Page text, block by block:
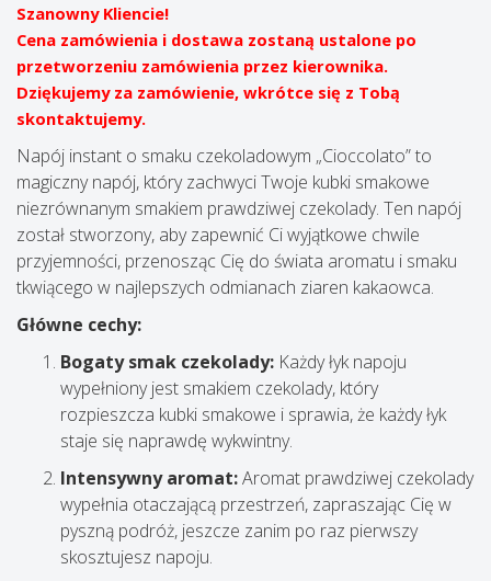
Szanowny Kliencie!
Cena zamówienia i dostawa zostaną ustalone po
przetworzeniu zamówienia przez kierownika.
Dziękujemy za zamówienie, wkrótce się z Tobą
skontaktujemy.
Napój instant o smaku czekoladowym „Cioccolato” to
magiczny napój, który zachwyci Twoje kubki smakowe
niezrównanym smakiem prawdziwej czekolady. Ten napój
został stworzony, aby zapewnić Ci wyjątkowe chwile
przyjemności, przenosząc Cię do świata aromatu i smaku
tkwiącego w najlepszych odmianach ziaren kakaowca.
Główne cechy:
Bogaty smak czekolady: Każdy łyk napoju
wypełniony jest smakiem czekolady, który
rozpieszcza kubki smakowe i sprawia, że ​​każdy łyk
staje się naprawdę wykwintny.
Intensywny aromat:Aromat prawdziwej czekolady
wypełnia otaczającą przestrzeń, zapraszając Cię w
pyszną podróż, jeszcze zanim po raz pierwszy
skosztujesz napoju.